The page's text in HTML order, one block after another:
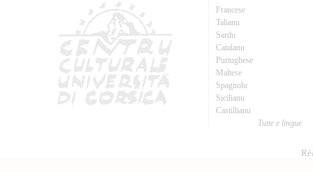
Francese
Talianu
Sardu
Catalanu
Purtughese
Maltese
Spagnolu
Sicilianu
Castillianu
Tutte e lingue